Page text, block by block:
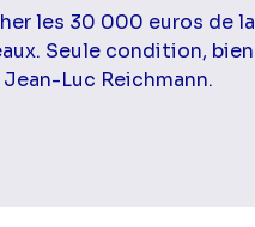
les 30 000 euros de la
Seule condition, bien
Luc Reichmann.